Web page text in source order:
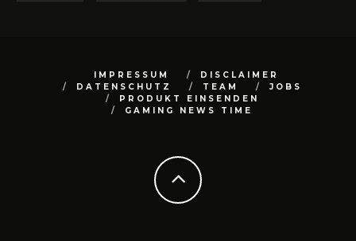
IMPRESSUM
DISCLAIMER
DATENSCHUTZ
TEAM
JOBS
PRODUKT EINSENDEN
GAMING NEWS TIME